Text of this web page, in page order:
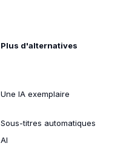
Plus d'alternatives
Une IA exemplaire
Sous-titres automatiques
AI